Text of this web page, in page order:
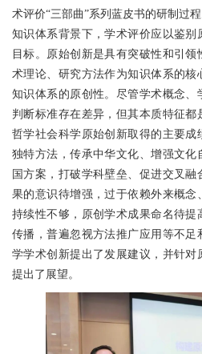
术评价“三部曲”系列蓝皮书的研制过
知识体系背景下，学术评价应以鉴
目标。原始创新是具有突破性和引
术理论、研究方法作为知识体系的核
知识体系的原创性。尽管学术概念、
判断标准存在差异，但其本质特征都
哲学社会科学原始创新取得的主要
独特方法，传承中华文化、增强文化
国方案，打破学科壁垒、促进交叉
果的意识待增强，过于依赖外来概念
持续性不够，原创学术成果命名待
传播，普遍忽视方法推广应用等不
学学术创新提出了发展建议，并针
提出了展望。